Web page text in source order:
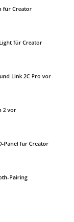
für Creator
für Creator
Link 2C Pro vor
2 vor
Panel für Creator
Pairing